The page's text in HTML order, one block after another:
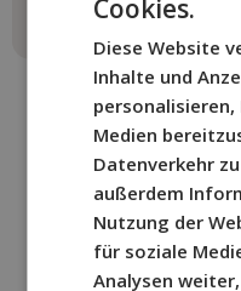
Buchen
Cookies.
Diese Website
Inhalte und
Medien
Datenverkehr
außerdem
Nutzung der
für soziale
Analysen